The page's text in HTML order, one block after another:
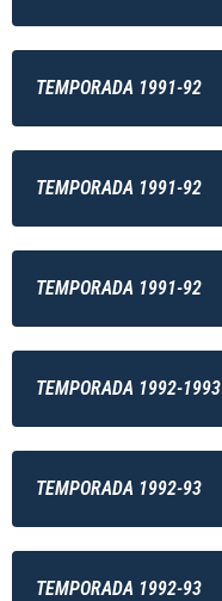
TEMPORADA 1991-92
TEMPORADA 1991-92
TEMPORADA 1991-92
TEMPORADA 1992-1993
TEMPORADA 1992-93
TEMPORADA 1992-93